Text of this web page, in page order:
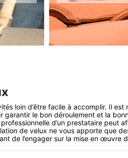
loin d’être facile à accomplir. Il
le bon déroulement et la
d’un prestataire peut
de velux ne vous apporte que
de l’engager sur la mise en œuvre